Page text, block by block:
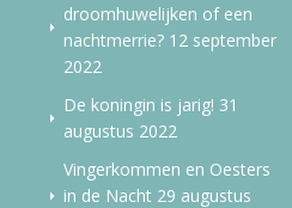
droomhuwelijken of een
nachtmerrie? 12 september
2022
De koningin is jarig! 31
augustus 2022
Vingerkommen en Oesters
in de Nacht 29 augustus